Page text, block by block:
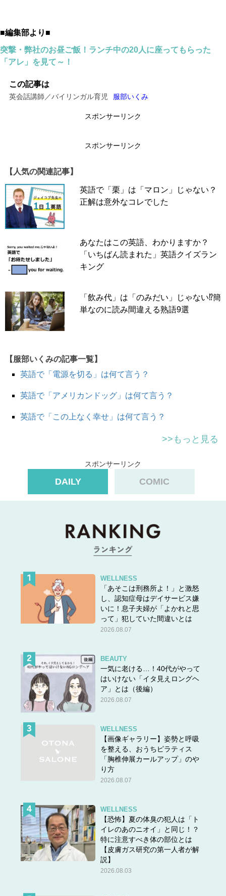
■編集部より■
突撃・弊社のお昼ご飯！ランチ中の20人に座ってもらった
「アレ」を見て～！
この記事は
英会話講師／バイリンガル育児 服部いくみ
スポンサーリンク
スポンサーリンク
【人気の関連記事】
英語で「栗」は「マロン」じゃない？
正解は意外なコレでした
あなたはこの英語、わかりますか？
「いちばん読まれた」英語クイズラン
キング
「飲み代」は「のみだい」じゃない⁉簡
単なのに読み間違える熟語9選
【服部いくみの記事一覧】
英語で「電源を切る」は何て言う？
英語で「アメリカンドッグ」は何て言う？
英語で「この上なく幸せ」は何て言う？
>>もっと見る
スポンサーリンク
DAILY COMIC
WELLNESS
「あそこは刑務所よ！」と激怒
し、認知症母はデイサービス嫌
いに！息子夫婦が「よかれと思
って」犯していた間違いとは
2026.08.07
BEAUTY
一気に老ける…！40代がやって
はいけない「イタ見えロングヘ
ア」とは（後編）
2026.08.07
WELLNESS
【画像ギャラリー】姿勢と呼吸
を整える、おうちピラティス
「胸椎伸展カールアップ」のや
り方
2026.08.07
WELLNESS
【恐怖】夏の体臭の犯人は「ト
イレのあのニオイ」と同じ！？
特に注意すべき体の部位とは
【皮膚ガス研究の第一人者が解
説】
2026.08.03